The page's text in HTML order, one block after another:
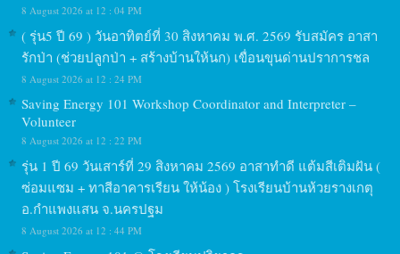
8 August 2026 at 12 : 04 PM
( รุ่น5 ปี 69 ) วันอาทิตย์ที่ 30 สิงหาคม พ.ศ. 2569 รับสมัคร อาสา
รักป่า (ช่วยปลูกป่า + สร้างบ้านให้นก) เขื่อนขุนด่านปราการชล
8 August 2026 at 12 : 24 PM
Saving Energy 101 Workshop Coordinator and Interpreter –
Volunteer
8 August 2026 at 12 : 22 PM
รุ่น 1 ปี 69 วันเสาร์ที่ 29 สิงหาคม 2569 อาสาทำดี แต้มสีเติมฝัน (
ซ่อมแซม + ทาสีอาคารเรียน ให้น้อง ) โรงเรียนบ้านห้วยรางเกตุ
อ.กำแพงแสน จ.นครปฐม
8 August 2026 at 12 : 44 PM